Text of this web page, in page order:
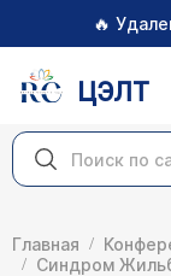
🔥
ЦЭЛТ
Главная
Синдром